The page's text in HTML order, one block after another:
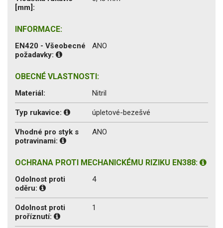
[mm]:
INFORMACE:
EN420 - Všeobecné
požadavky:
ANO
OBECNÉ VLASTNOSTI:
Materiál: Nitril
Typ rukavice: úpletové-bezešvé
Vhodné pro styk s
potravinami:
ANO
OCHRANA PROTI MECHANICKÉMU RIZIKU EN388:
Odolnost proti
oděru:
4
Odolnost proti
proříznutí:
1